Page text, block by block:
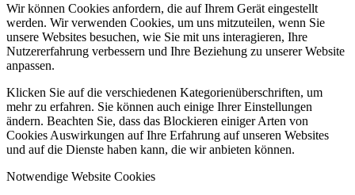
Wir können Cookies anfordern, die auf Ihrem Gerät eingestellt
werden. Wir verwenden Cookies, um uns mitzuteilen, wenn Sie
unsere Websites besuchen, wie Sie mit uns interagieren, Ihre
Nutzererfahrung verbessern und Ihre Beziehung zu unserer Website
anpassen.
Klicken Sie auf die verschiedenen Kategorienüberschriften, um
mehr zu erfahren. Sie können auch einige Ihrer Einstellungen
ändern. Beachten Sie, dass das Blockieren einiger Arten von
Cookies Auswirkungen auf Ihre Erfahrung auf unseren Websites
und auf die Dienste haben kann, die wir anbieten können.
Notwendige Website Cookies